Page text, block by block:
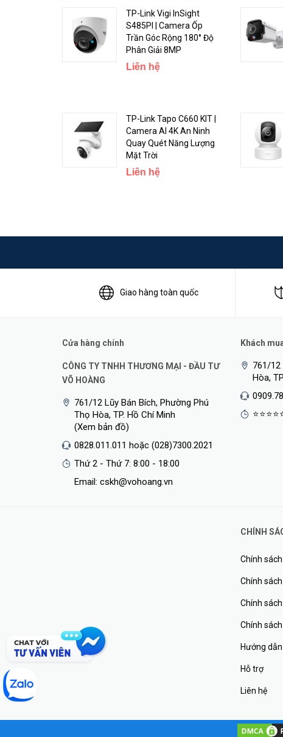
TP-Link VIGI C450với độ phân giải 5MP cùng với tính
giám sát đầy màu sắc với ống kính khẩu độ lớn, cảm biến
TP-Link VIGI C450
tích hợp các thuật toán nhận dạng
cách đơn giản và nhanh chóng.
Tích Hợp Nhiều AI Thông Minh
vượt qua ranh giới, đi vào khu vực bạn đã đặt, cản trở
TP-Link Vigi InSight
S485PI | Camera Ốp
Trần Góc Rộng 180° Độ
Phân Giải 8MP
Liên hệ
TP-Link Tapo C660 KIT |
Camera AI 4K An Ninh
Quay Quét Năng Lượng
Mặt Trời
Liên hệ
Giao hàng toàn quốc
Cửa hàng chính
CÔNG TY TNHH THƯƠNG MẠI - ĐẦU TƯ
VÕ HOÀNG
761/12 Lũy Bán Bích, Phường Phú
Thọ Hòa, TP. Hồ Chí Minh
(Xem bản đồ)
0828.011.011 hoặc (028)7300.2021
Thứ 2 - Thứ 7: 8:00 - 18:00
Email: cskh@vohoang.vn
Khách
761/12
Hòa,
CHÍNH
Chính
Chính
Chính
Chính
Hướng
Hỗ trợ
Liên hệ